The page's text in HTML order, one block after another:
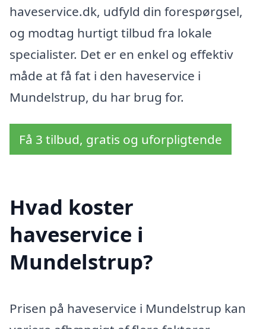
haveservice.dk, udfyld din forespørgsel,
og modtag hurtigt tilbud fra lokale
specialister. Det er en enkel og effektiv
måde at få fat i den haveservice i
Mundelstrup, du har brug for.
Få 3 tilbud, gratis og uforpligtende
Hvad koster
haveservice i
Mundelstrup?
Prisen på haveservice i Mundelstrup kan